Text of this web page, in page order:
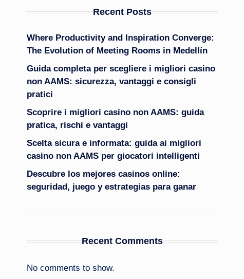
Recent Posts
Where Productivity and Inspiration Converge:
The Evolution of Meeting Rooms in Medellín
Guida completa per scegliere i migliori casino
non AAMS: sicurezza, vantaggi e consigli
pratici
Scoprire i migliori casino non AAMS: guida
pratica, rischi e vantaggi
Scelta sicura e informata: guida ai migliori
casino non AAMS per giocatori intelligenti
Descubre los mejores casinos online:
seguridad, juego y estrategias para ganar
Recent Comments
No comments to show.